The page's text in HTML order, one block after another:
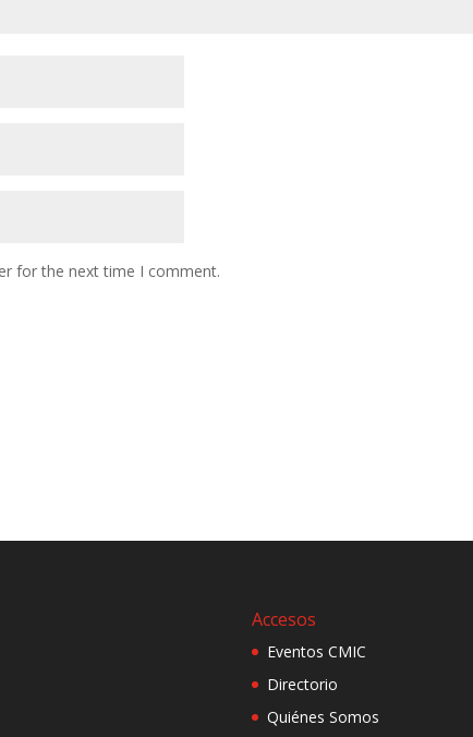
for the next time I comment.
Accesos
Eventos CMIC
Directorio
Quiénes Somos